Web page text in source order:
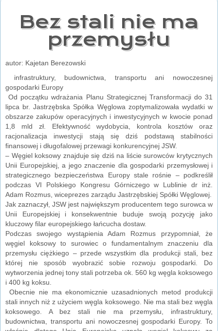
Bez stali nie ma
przemysłu
autor: Kajetan Berezowski
infrastruktury, budownictwa, transportu ani nowoczesnej
gospodarki Europy
Od początku wdrażania Planu Strategicznej Transformacji do 31
lipca br. Jastrzębska Spółka Węglowa zoptymalizowała wydatki w
obszarze zakupów operacyjnych i inwestycyjnych w kwocie ponad
1,8 mld zł. Efektywność wydobycia, kontrola kosztów oraz
racjonalizacja inwestycji stają się dziś podstawą stabilności
finansowej i długofalowej przewagi konkurencyjnej JSW.
– Węgiel koksowy znajduje się dziś na liście surowców krytycznych
Unii Europejskiej, a jego znaczenie dla gospodarki przemysłowej i
strategicznego bezpieczeństwa Europy stale rośnie – podkreślił
podczas VI Polskiego Kongresu Górniczego w Lublinie dr inż.
Adam Rozmus, wiceprezes zarządu Jastrzębskiej Spółki Węglowej.
Jak zaznaczył, JSW jest największym producentem tego surowca w
Unii Europejskiej i konsekwentnie buduje swoją pozycję jako
kluczowy filar europejskiego łańcucha dostaw.
Podczas swojego wystąpienia Adam Rozmus przypomniał, że
węgiel koksowy to surowiec o fundamentalnym znaczeniu dla
przemysłu ciężkiego – przede wszystkim dla produkcji stali, bez
której nie sposób wyobrazić sobie rozwoju gospodarki. Do
wytworzenia jednej tony stali potrzeba ok. 560 kg węgla koksowego
i 400 kg koksu.
Obecnie nie ma ekonomicznie uzasadnionych metod produkcji
stali innych niż z użyciem węgla koksowego. Nie ma stali bez węgla
koksowego. A bez stali nie ma przemysłu, infrastruktury,
budownictwa, transportu ani nowoczesnej gospodarki Europy. To